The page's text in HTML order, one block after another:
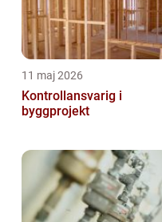
11 maj 2026
Kontrollansvarig i
byggprojekt